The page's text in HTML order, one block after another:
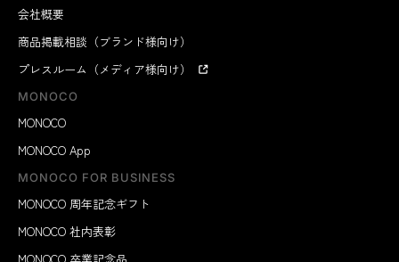
会社概要
商品掲載相談（ブランド様向け）
プレスルーム（メディア様向け）
MONOCO
MONOCO
MONOCO App
MONOCO FOR BUSINESS
MONOCO 周年記念ギフト
MONOCO 社内表彰